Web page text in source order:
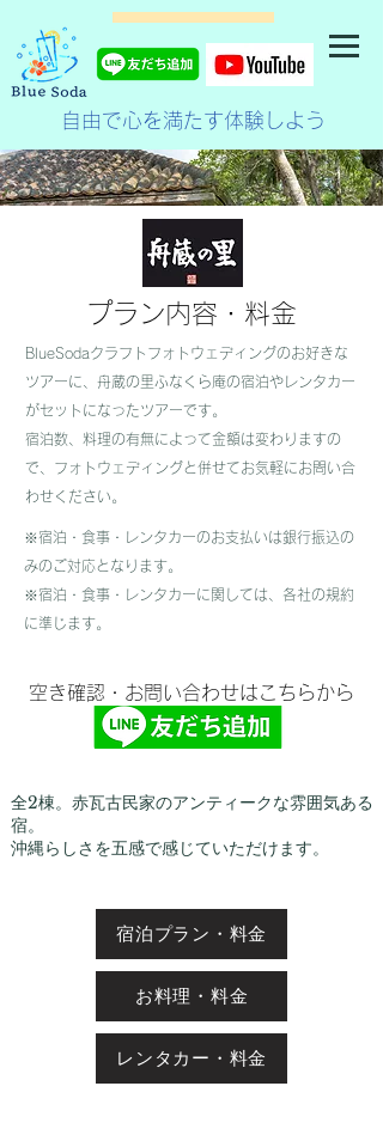
自由で心を満たす体験しよう
プラン内容・料金
BlueSodaクラフトフォトウェディングのお好きな
ツアーに、舟蔵の里ふなくら庵の宿泊やレンタカー
がセットになったツアーです。
​宿泊数、料理の有無によって金額は変わりますの
で、フォトウェディングと併せてお気軽にお問い合
わせください。
※宿泊・食事・レンタカーのお支払いは銀行振込の
みのご対応となります。
​※宿泊・食事・レンタカーに関しては、各社の規約
に準じます。
​空き確認・お問い合わせはこちらから
全2棟。赤瓦古民家のアンティークな雰囲気ある
宿。
​沖縄らしさを五感で感じていただけます。
宿泊プラン・料金
お料理・料金
レンタカー・料金